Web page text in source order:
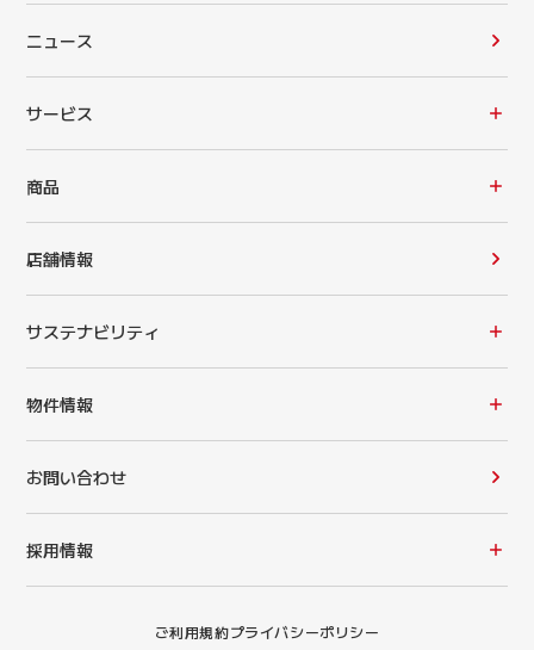
ニュース
サービス
商品
店舗情報
サステナビリティ
物件情報
お問い合わせ
採用情報
ご利用規約プライバシーポリシー